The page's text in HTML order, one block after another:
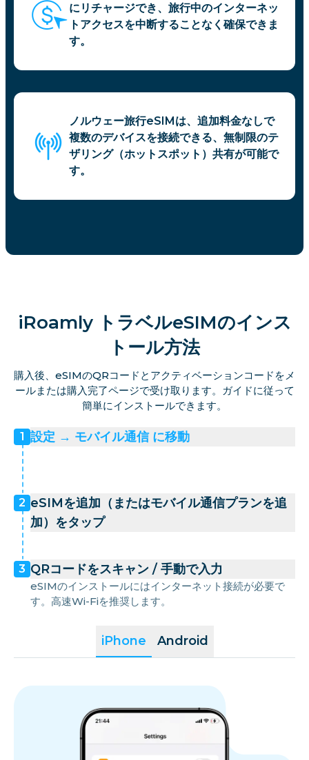
にリチャージでき、旅行中のインターネッ
トアクセスを中断することなく確保できま
す。
ノルウェー旅行eSIMは、追加料金なしで
複数のデバイスを接続できる、無制限のテ
ザリング（ホットスポット）共有が可能で
す。
iRoamly トラベルeSIMのインス
トール方法
購入後、eSIMのQRコードとアクティベーションコードをメ
ールまたは購入完了ページで受け取ります。ガイドに従って
簡単にインストールできます。
iPhone Android
1 設定 → モバイル通信 に移動
2 eSIMを追加（またはモバイル通信プランを追
加）をタップ
3 QRコードをスキャン / 手動で入力
eSIMのインストールにはインターネット接続が必要で
す。高速Wi-Fiを推奨します。